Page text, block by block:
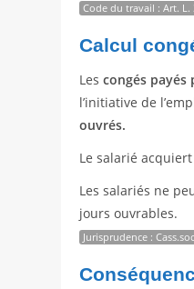
Code du travail : Art. L.
Calcul
Lescongés
l’initiative de
ouvrés.
Le salarié
Les salariés ne
jours ouvrables.
Jurisprudence :